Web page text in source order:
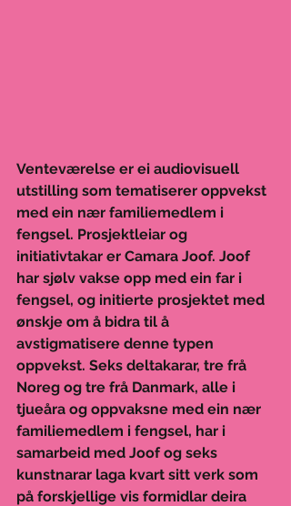
Venteværelse er ei audiovisuell
utstilling som tematiserer oppvekst
med ein nær familiemedlem i
fengsel. Prosjektleiar og
initiativtakar er Camara Joof. Joof
har sjølv vakse opp med ein far i
fengsel, og initierte prosjektet med
ønskje om å bidra til å
avstigmatisere denne typen
oppvekst. Seks deltakarar, tre frå
Noreg og tre frå Danmark, alle i
tjueåra og oppvaksne med ein nær
familiemedlem i fengsel, har i
samarbeid med Joof og seks
kunstnarar laga kvart sitt verk som
på forskjellige vis formidlar deira